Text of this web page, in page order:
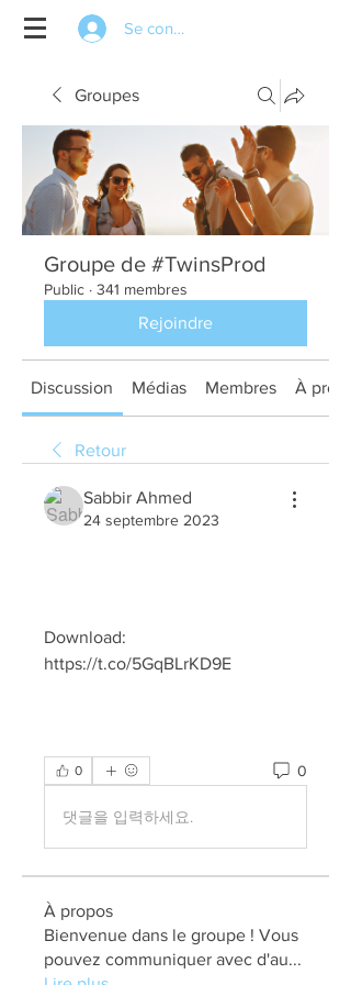
Se connecter
Groupes
Groupe de #TwinsProd
Public · 341 membres
Rejoindre
Discussion Médias Membres À
Retour
Sabbir Ahmed
24 septembre 2023
Download:
https://t.co/5GqBLrKD9E
0 0
댓글을 입력하세요.
À propos
Bienvenue dans le groupe ! Vous
pouvez communiquer avec d'au...